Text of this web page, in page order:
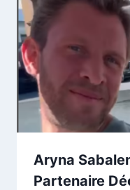
Aryna
Partenaire